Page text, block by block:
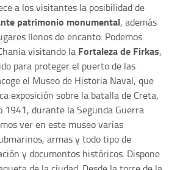
a los visitantes la posibilidad de
patrimonio monumental, además
llenos de encanto. Podemos
visitando la Fortaleza de Firkas,
para proteger el puerto de las
el Museo de Historia Naval, que
exposición sobre la batalla de Creta,
1941, durante la Segunda Guerra
ver en este museo varias
armas y todo tipo de
y documentos históricos. Dispone